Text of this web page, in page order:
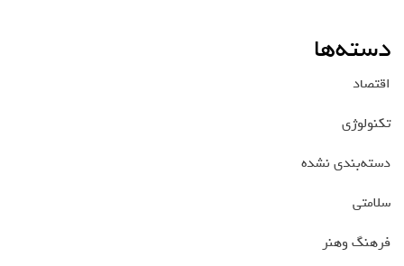
دسته‌ها
اقتصاد
تکنولوژی
دسته‌بندی نشده
سلامتی
فرهنگ وهنر